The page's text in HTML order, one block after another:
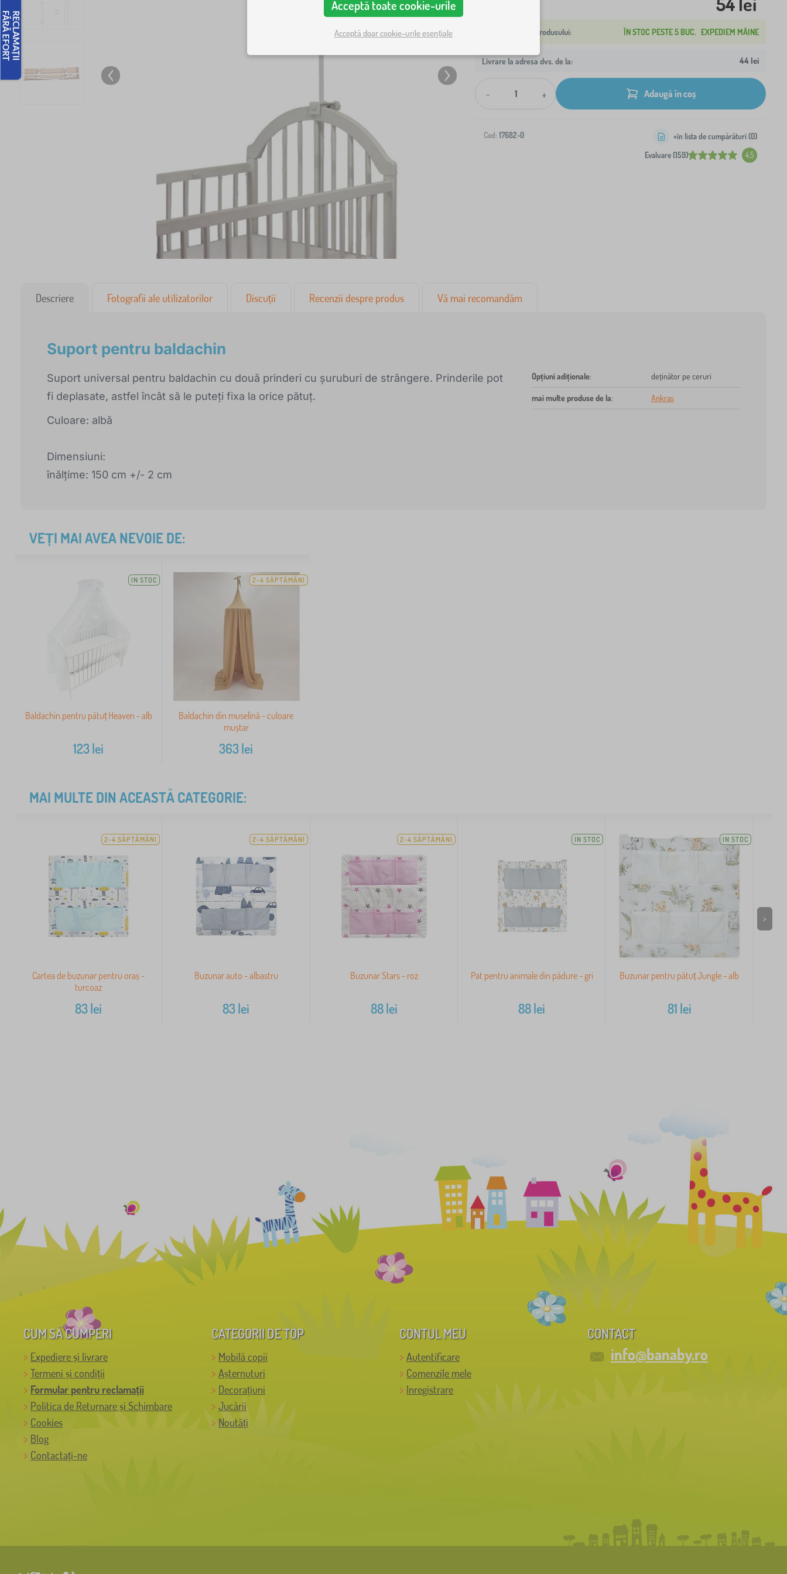
ÎN STOC PESTE 5 BUC. EXPEDIEM MÂINE
Livrare la adresa dvs. de la: 44 lei
- + Adaugă în coș
Cod: 17682-0
Evaluare (159) 4.5
+în lista de cumpărături (0)
Descriere Fotografii ale utilizatorilor Discuții Recenzii despre produs Vă mai recomandăm
Suport pentru baldachin
Suport universal pentru baldachin cu două prinderi cu șuruburi de strângere. Prinderile pot
fi deplasate, astfel încât să le puteți fixa la orice pătuț.
Culoare: albă
Dimensiuni:
înălțime: 150 cm +/- 2 cm
Opțiuni adiționale: deținător pe ceruri
mai multe produse de la: Ankras
VEȚI MAI AVEA NEVOIE DE:
IN STOC
Baldachin pentru pătuț Heaven - alb
123lei
2-4 SĂPTĂMÂNI
Baldachin din muselină - culoare
muștar
363lei
MAI MULTE DIN ACEASTĂ CATEGORIE:
2-4 SĂPTĂMÂNI
Cartea de buzunar pentru oraș -
turcoaz
83lei
2-4 SĂPTĂMÂNI
Buzunar auto - albastru
83lei
2-4 SĂPTĂMÂNI
Buzunar Stars - roz
88lei
IN STOC
Pat pentru animale din pădure - gri
88lei
IN STOC
Buzunar pentru pătuț Jungle - alb
81 lei
>
CUM SĂ CUMPERI
Expediere și livrare
Termeni și condiții
Formular pentru reclamații
Politica de Returnare și Schimbare
Cookies
Blog
Contactați-ne
CATEGORII DE TOP
Mobilă copii
Așternuturi
Decorațiuni
Jucării
Noutăți
CONTUL MEU
Autentificare
Comenzile mele
Inregistrare
CONTACT
info@banaby.ro
Acceptă toate cookie-urile
Acceptă doar cookie-urile esențiale